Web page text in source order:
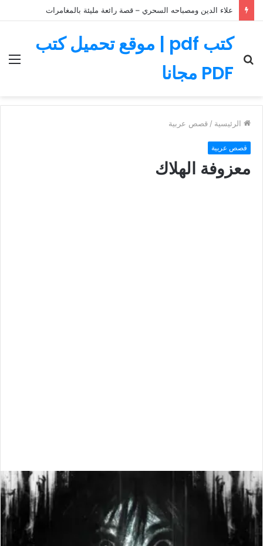
علاء الدين ومصباحه السحري – قصة رائعة مليئة بالمغامرات
كتب pdf | موقع تحميل كتب
PDF مجاناعن
الرئيسية / قصص عربية
قصص عربية
معزوفة الهلاك